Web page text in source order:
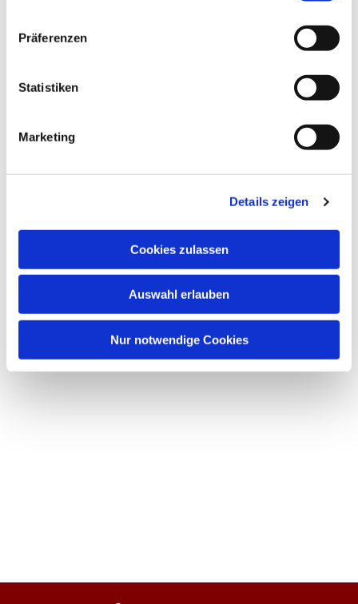
Präferenzen
Statistiken
Marketing
Details zeigen
Cookies zulassen
Auswahl erlauben
Nur notwendige Cookies